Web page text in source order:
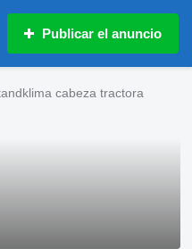
Publicar el anuncio
cabeza tractora